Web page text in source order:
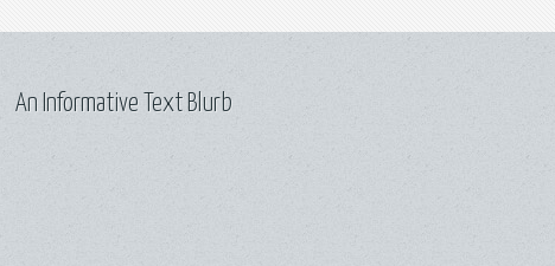
An Informative Text Blurb